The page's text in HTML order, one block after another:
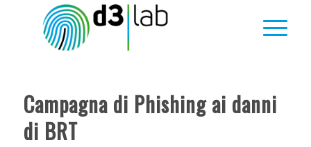
Campagna di Phishing ai danni
di BRT